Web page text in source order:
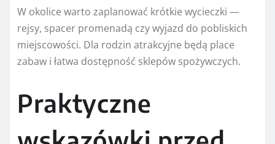
W okolice warto zaplanować krótkie wycieczki —
rejsy, spacer promenadą czy wyjazd do pobliskich
miejscowości. Dla rodzin atrakcyjne będą place
zabaw i łatwa dostępność sklepów spożywczych.
Praktyczne